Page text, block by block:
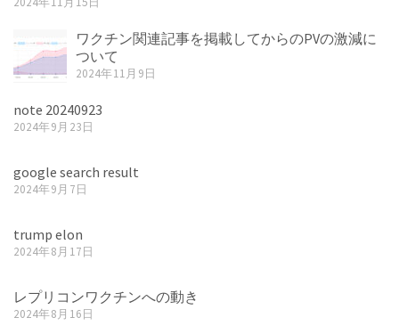
ワクチン関連記事を掲載してからのPVの激減に
ついて
2024年11月9日
note 20240923
2024年9月23日
google search result
2024年9月7日
trump elon
2024年8月17日
レプリコンワクチンへの動き
2024年8月16日